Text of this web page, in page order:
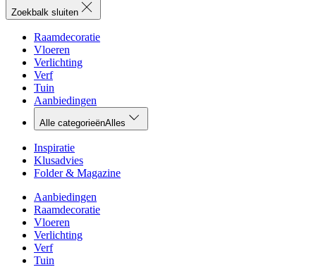
Zoekbalk sluiten
Raamdecoratie
Vloeren
Verlichting
Verf
Tuin
Aanbiedingen
Alle categorieënAlles
Inspiratie
Klusadvies
Folder & Magazine
Aanbiedingen
Raamdecoratie
Vloeren
Verlichting
Verf
Tuin